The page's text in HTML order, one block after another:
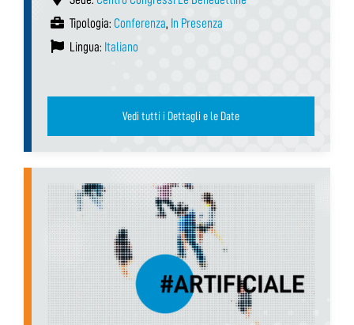
Tipologia: Conferenza, In Presenza
Lingua: Italiano
Vedi tutti i Dettagli e le Date